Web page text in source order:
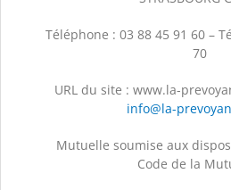
Téléphone : 03 88 45 91 60 –
70
URL du site : www.la-
info@la-
Mutuelle soumise aux
Code de la